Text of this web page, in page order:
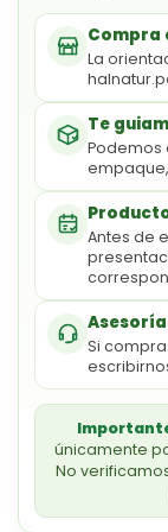
Compra
La
Te
Podemos
Antes de
Si
únicamente
No